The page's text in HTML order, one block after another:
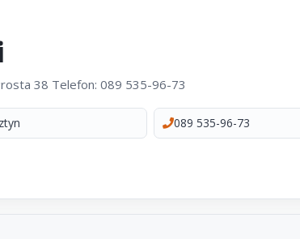
38 Telefon: 089 535-96-73
089 535-96-73